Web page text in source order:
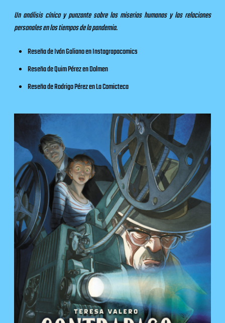
Un análisis cínico y punzante sobre las miserias humanas y las relaciones
personales en los tiempos de la pandemia.
Reseña de Iván Galiano enInstagrapacomics
Reseña de Quim Pérez enDolmen
Reseña de Rodrigo Pérez enLa Comicteca